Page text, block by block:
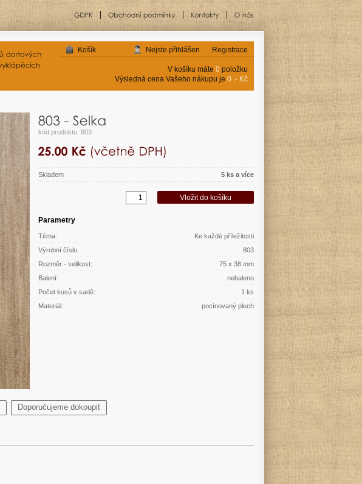
Registrace
Nejste přihlášen
Košík
V košíku máte 0 položku
Výsledná cena Vašeho nákupu je 0 ,- Kč
kód produktu: 803
Skladem 5 ks a více
Parametry
Téma:
Ke každé příležitosti
Výrobní číslo:
803
Rozměr - velikost:
75 x 38 mm
Balení:
nebaleno
Počet kusů v sadě:
1 ks
Materiál:
pocínovaný plech
Doporučujeme dokoupit